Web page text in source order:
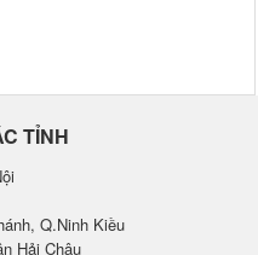
TỈNH
Q.Ninh Kiều
Hải Châu